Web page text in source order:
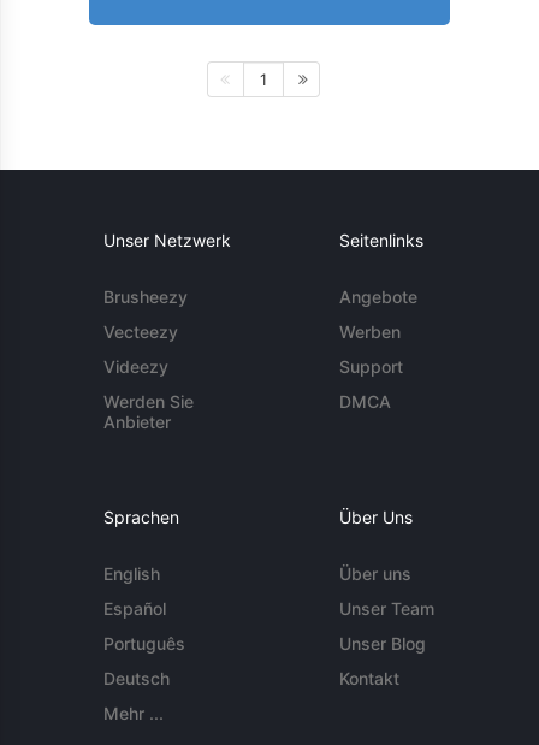
1
Unser Netzwerk
Brusheezy
Vecteezy
Videezy
Werden Sie
Anbieter
Seitenlinks
Angebote
Werben
Support
DMCA
Sprachen
English
Español
Português
Deutsch
Mehr ...
Über Uns
Über uns
Unser Team
Unser Blog
Kontakt